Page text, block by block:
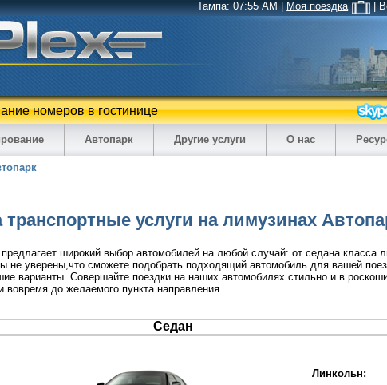
Тампа:07:55 AM|Моя поездка |
номеров в гостинице
Автопарк Другие услуги О нас
транспортные услуги на лимузинах
широкий выбор автомобилей на любой случай: от седана класса
не уверены,что сможете подобрать подходящий автомобиль для вашей
варианты. Совершайте поездки на наших автомобилях стильно и в
вовремя до желаемого пункта направления.
Седан
Линкольн: